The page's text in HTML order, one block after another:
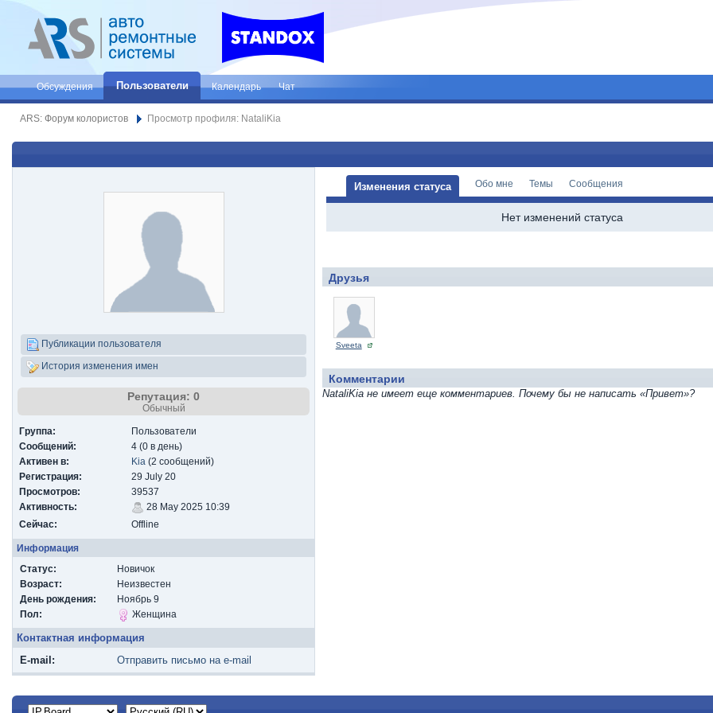
Обсуждения Пользователи Календарь Чат
ARS: Форум колористов Просмотр профиля: NataliKia
Публикации пользователя
История изменения имен
Репутация: 0
Обычный
Группа:
Пользователи
Сообщений:
4 (0 в день)
Активен в:
Kia (2 сообщений)
Регистрация:
29 July 20
Просмотров:
39537
Активность:
28 May 2025 10:39
Сейчас:
Offline
Информация
Статус:
Новичок
Возраст:
Неизвестен
День рождения:
Ноябрь 9
Пол:
Женщина
Контактная информация
E-mail:
Отправить письмо на e-mail
Изменения статуса Обо мне Темы Сообщения
Нет изменений статуса
Друзья
Sveeta
Комментарии
NataliKia не имеет еще комментариев. Почему бы не написать «Привет»?